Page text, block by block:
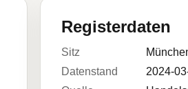
Registerdaten
Sitz
Datenstand
2024-